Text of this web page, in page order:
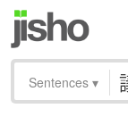
Sentences ▾